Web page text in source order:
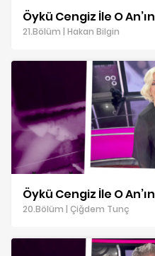
Öykü Cengiz İle O
21.Bölüm | Hakan Bilgin
Öykü Cengiz İle O
20.Bölüm | Çiğdem Tunç